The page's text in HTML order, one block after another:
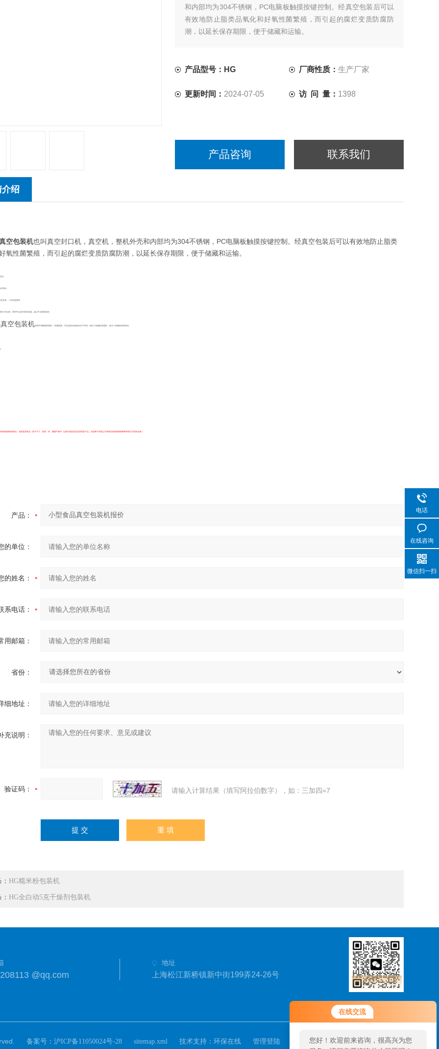
在线交流
您好！欢迎前来咨询，很高兴为您
和内部均为304不锈钢，PC电脑板触摸按键控制。经真空包装后可以
有效地防止脂类品氧化和好氧性菌繁殖，而引起的腐烂变质防腐防
潮，以延长保存期限，便于储藏和运输。
产品型号：HG 厂商性质：生产厂家
更新时间： 2024-07-05 访 问 量： 1398
产品咨询 联系我们
绍
空包装机也叫真空封口机，真空机，整机外壳和内部均为304不锈钢，PC电脑板触摸按键控制。经真空包装后可以有效地防止脂类
氧性菌繁殖，而引起的腐烂变质防腐防潮，以延长保存期限，便于储藏和运输。
间。
简单。
完成，一体化程度高。
工作过程，同时可以及时发现问题，减少不必要的损失。
空包装机使用不锈钢材料制作，防腐防潮，可以适应比较差的生产环境；保证了机械的美观性，延长了机械的使用寿命。
明包装物料的情况、包装器具情况（袋子尺寸、材质）等、预期产量等 , 以便为您提供适合的机型产品。欢迎阁下到我公司考察洽谈或者将物料邮寄我公司试机包装！
产品：
的单位：
的姓名：
系电话：
用邮箱：
省份：
细地址：
充说明：
验证码： 请输入计算结果（填写阿拉伯数字），如：三加四=7
HG糯米粉包装机
HG全白动5克干燥剂包装机
@qq.com
地址
上海松江新桥镇新中街199弄24-26号
扫一扫，关注我们
备案号： 沪ICP备11050024号-28 sitemap.xml 技术支持： 环保在线 管理登陆
电话
在线咨询
微信扫一扫